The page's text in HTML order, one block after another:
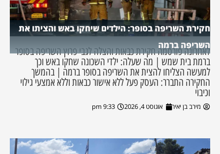
חקירת השריפה בסופר: הילדים שיחקו באש והציתו את
השריפה ברמה
לאחרונה פורסמה חקירת כבאות והצלה לגבי פרוץ השריפה בסופר
ברמת בית שמש | מה שעלה: ילדי השכונה שחקו באש וכך
למעשה הצליחו להצית את השריפה בסופר ברמה | בהמשך
החקירה התברר: העסק פעל ללא אישור כבאות וללא אמצעי גילוי
וכיבוי
מירב בן יאיר אוגוסט 4, 2026 9:33 pm